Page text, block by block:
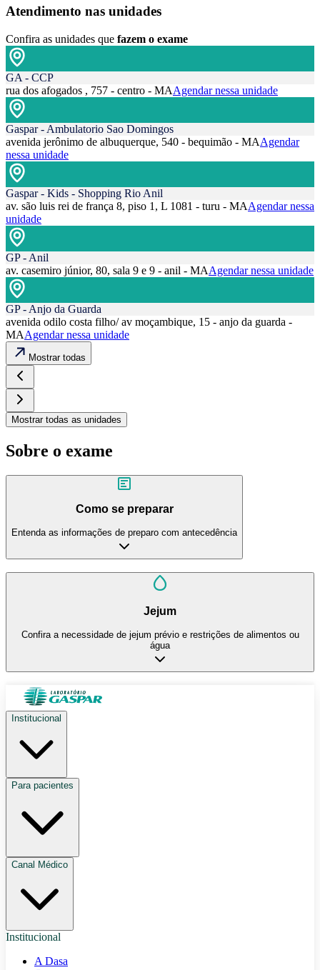
Atendimento nas unidades
Confira as unidades que fazem o exame
GA - CCP
rua dos afogados , 757 - centro - MAAgendar nessa unidade
Gaspar - Ambulatorio Sao Domingos
avenida jerônimo de albuquerque, 540 - bequimão - MAAgendar
nessa unidade
Gaspar - Kids - Shopping Rio Anil
av. são luis rei de frança 8, piso 1, L 1081 - turu - MAAgendar nessa
unidade
GP - Anil
av. casemiro júnior, 80, sala 9 e 9 - anil - MAAgendar nessa unidade
GP - Anjo da Guarda
avenida odilo costa filho/ av moçambique, 15 - anjo da guarda -
MAAgendar nessa unidade
Mostrar todas
Mostrar todas as unidades
Sobre o exame
Como se preparar
Entenda as informações de preparo com antecedência
Jejum
Confira a necessidade de jejum prévio e restrições de alimentos ou
água
Institucional
Para pacientes
Canal Médico
Institucional
A Dasa